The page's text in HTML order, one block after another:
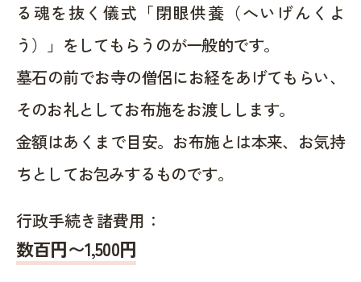
る魂を抜く儀式「閉眼供養（へいげんくよ
う）」をしてもらうのが一般的です。
墓石の前でお寺の僧侶にお経をあげてもらい、
そのお礼としてお布施をお渡しします。
金額はあくまで目安。お布施とは本来、お気持
ちとしてお包みするものです。
行政手続き諸費用：
数百円〜1,500円